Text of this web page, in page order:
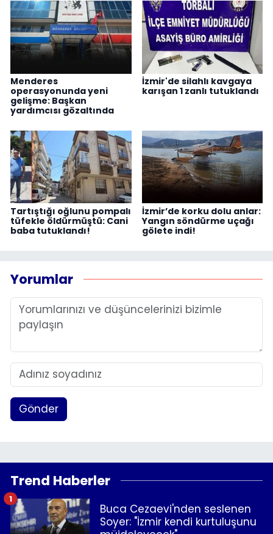
Menderes
operasyonunda yeni
gelişme: Başkan
yardımcısı gözaltında
İzmir'de silahlı kavgaya
karışan 1 zanlı tutuklandı
Tartıştığı oğlunu pompalı
tüfekle öldürmüştü: Cani
baba tutuklandı!
İzmir’de korku dolu anlar:
Yangın söndürme uçağı
gölete indi!
Yorumlar
Gönder
Trend Haberler
Buca Cezaevi'nden seslenen
Soyer: "İzmir kendi kurtuluşunu
1